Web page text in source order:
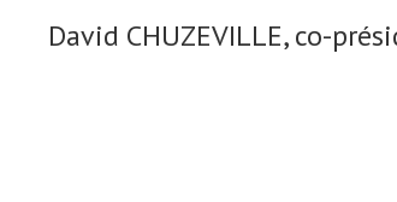
David CHUZEVILLE, co-